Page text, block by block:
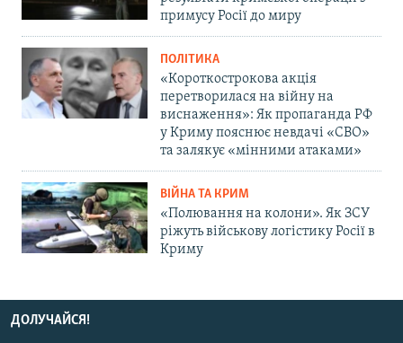
примусу Росії до миру
ПОЛІТИКА
«Короткострокова акція
перетворилася на війну на
виснаження»: Як пропаганда РФ
у Криму пояснює невдачі «СВО»
та залякує «мінними атаками»
ВІЙНА ТА КРИМ
«Полювання на колони». Як ЗСУ
ріжуть військову логістику Росії в
Криму
ДОЛУЧАЙСЯ!